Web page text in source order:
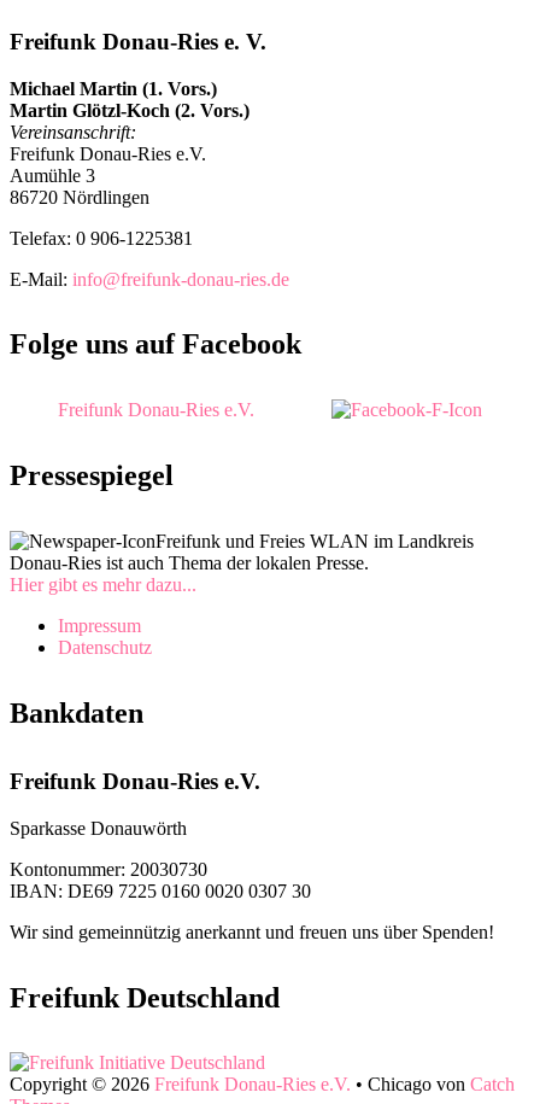
Freifunk Donau-Ries e. V.
Michael Martin (1. Vors.)
Martin Glötzl-Koch (2. Vors.)
Vereinsanschrift:
Freifunk Donau-Ries e.V.
Aumühle 3
86720 Nördlingen
Telefax: 0 906-1225381
E-Mail: info@freifunk-donau-ries.de
Folge uns auf Facebook
Freifunk Donau-Ries e.V.
Pressespiegel
Freifunk und Freies WLAN im Landkreis
Donau-Ries ist auch Thema der lokalen Presse.
Hier gibt es mehr dazu...
Impressum
Datenschutz
Bankdaten
Freifunk Donau-Ries e.V.
Sparkasse Donauwörth
Kontonummer: 20030730
IBAN: DE69 7225 0160 0020 0307 30
Wir sind gemeinnützig anerkannt und freuen uns über Spenden!
Freifunk Deutschland
Copyright © 2026 Freifunk Donau-Ries e.V. • Chicago von Catch